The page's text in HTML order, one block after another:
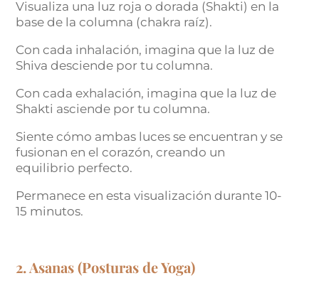
Visualiza una luz roja o dorada (Shakti) en la
base de la columna (chakra raíz).
Con cada inhalación, imagina que la luz de
Shiva desciende por tu columna.
Con cada exhalación, imagina que la luz de
Shakti asciende por tu columna.
Siente cómo ambas luces se encuentran y se
fusionan en el corazón, creando un
equilibrio perfecto.
Permanece en esta visualización durante 10-
15 minutos.
2. Asanas (Posturas de Yoga)